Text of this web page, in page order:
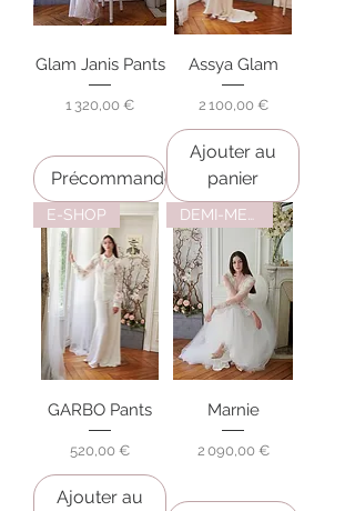
Glam Janis Pants
Prix
1 320,00 €
Précommander
Assya Glam
Prix
2 100,00 €
Ajouter au
panier
E-SHOP
GARBO Pants
Prix
520,00 €
Ajouter au
Marnie
Prix
2 090,00 €